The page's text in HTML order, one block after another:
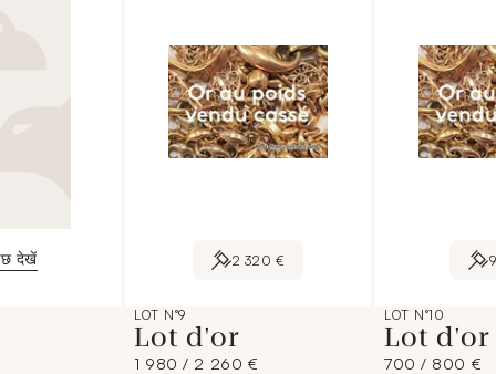
देखें 2 320 €
LOT N°9
Lot d'or
1 980 / 2 260 €
LOT N°10
Lot d'or
700 / 800 €